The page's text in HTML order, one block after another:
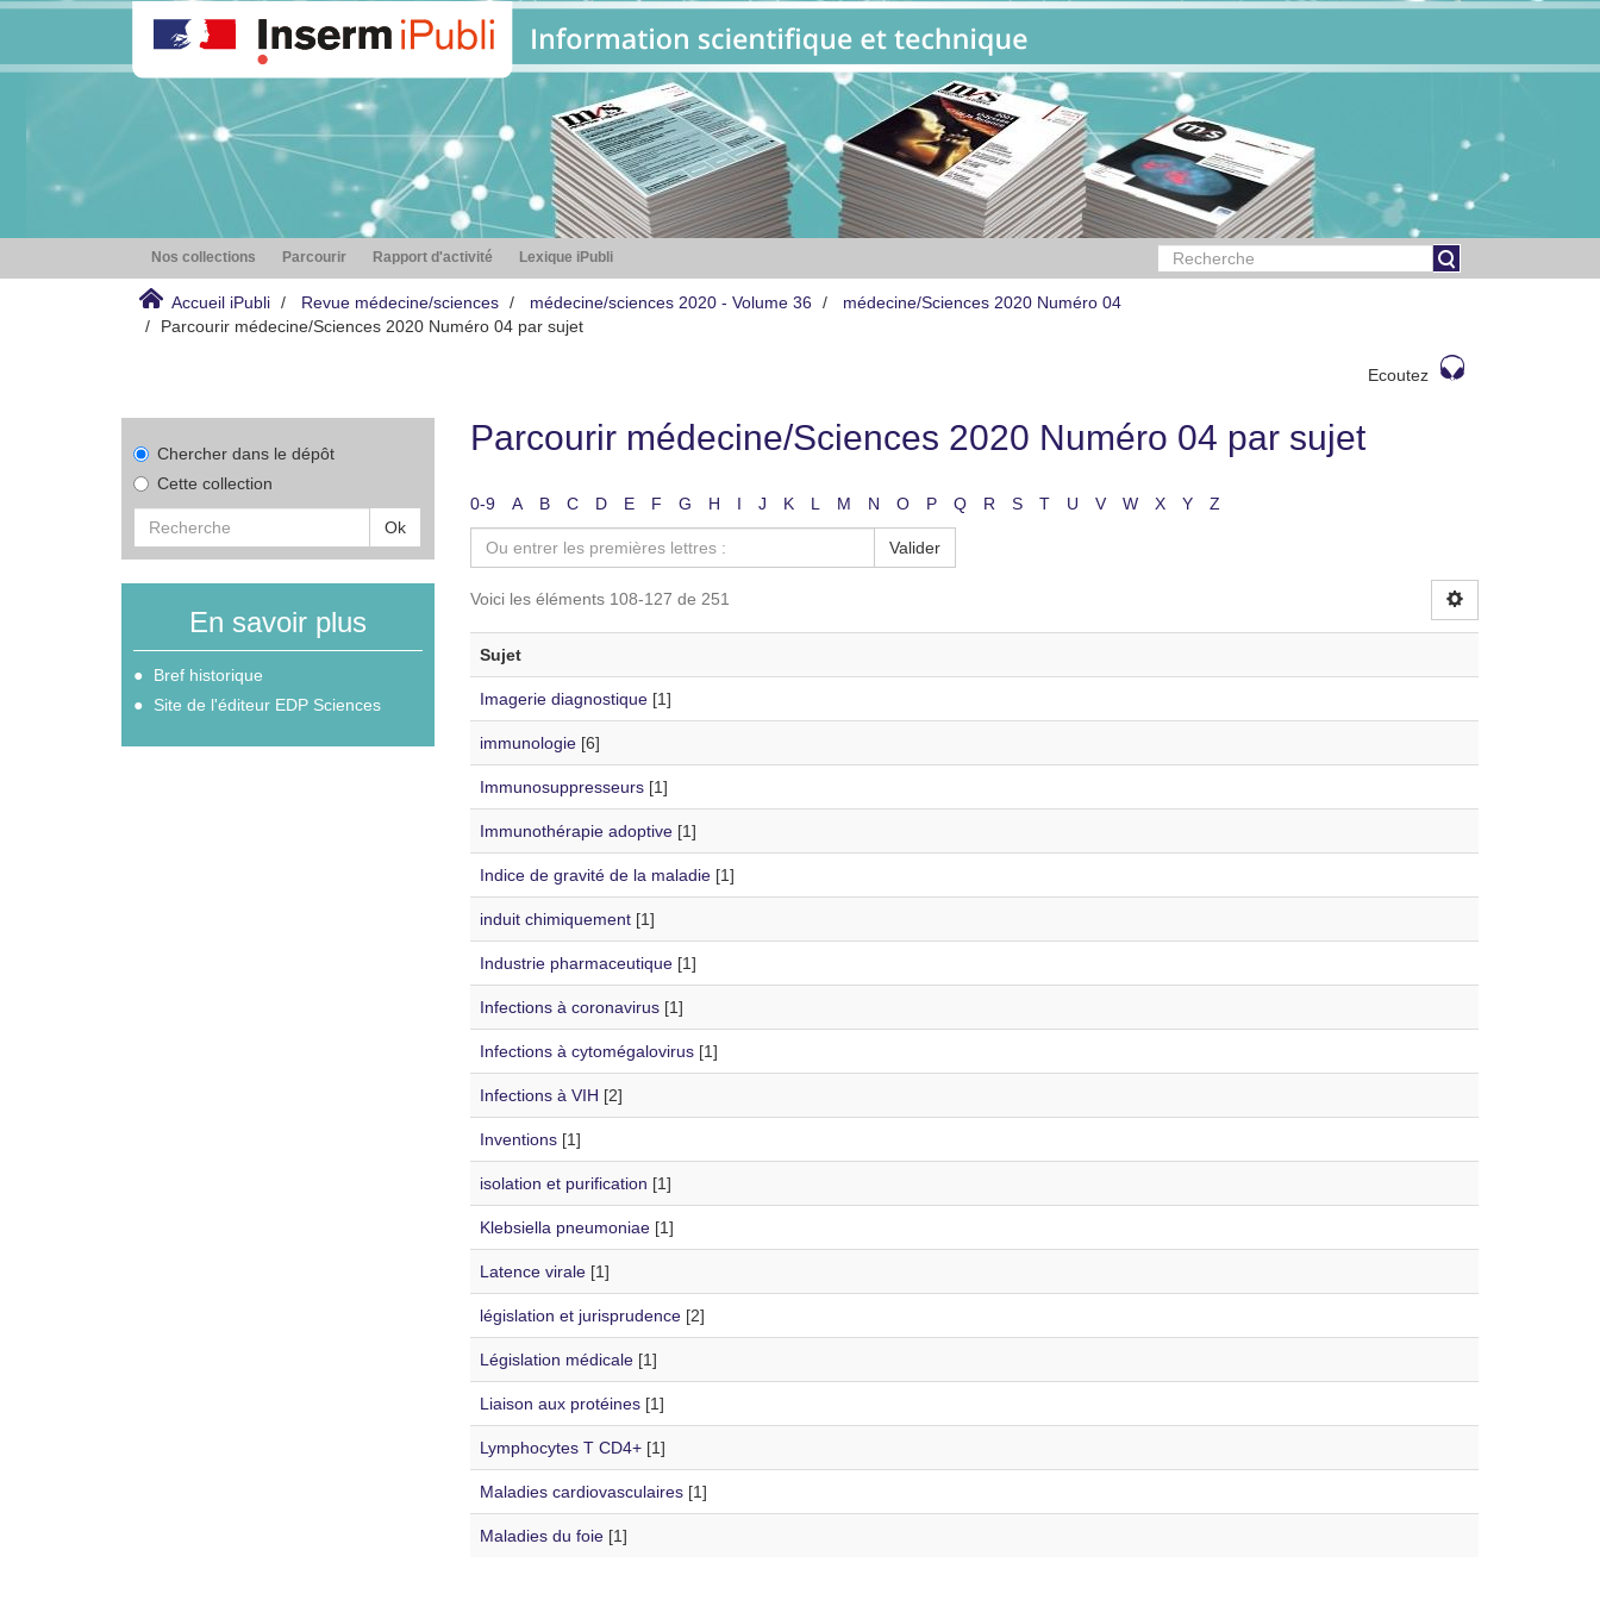
Nos collections Parcourir Rapport d'activité Lexique iPubli
Accueil iPubli Revue médecine/sciences médecine/sciences 2020 - Volume 36
médecine/Sciences 2020 Numéro 04
Parcourir médecine/Sciences 2020 Numéro 04 par sujet
Ecoutez
Chercher dans le dépôt
Cette collection
Ok
En savoir plus
Bref historique
Site de l'éditeur EDP Sciences
Parcourir médecine/Sciences 2020 Numéro 04 par sujet
0-9 A B C D E F G H I J K L M N O P Q R S T U V W X Y Z
Valider
Voici les éléments 108-127 de 251
Sujet
Imagerie diagnostique[1]
immunologie[6]
Immunosuppresseurs[1]
Immunothérapie adoptive[1]
Indice de gravité de la maladie[1]
induit chimiquement[1]
Industrie pharmaceutique[1]
Infections à coronavirus[1]
Infections à cytomégalovirus[1]
Infections à VIH [2]
Inventions[1]
isolation et purification [1]
Klebsiella pneumoniae[1]
Latence virale[1]
législation et jurisprudence[2]
Législation médicale[1]
Liaison aux protéines[1]
Lymphocytes T CD4+[1]
Maladies cardiovasculaires[1]
Maladies du foie[1]